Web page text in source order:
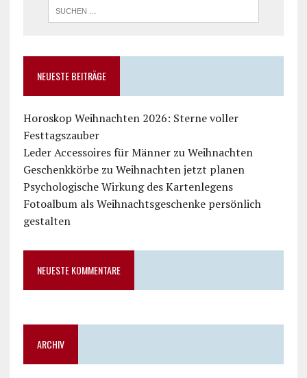
NEUESTE BEITRÄGE
Horoskop Weihnachten 2026: Sterne voller
Festtagszauber
Leder Accessoires für Männer zu Weihnachten
Geschenkkörbe zu Weihnachten jetzt planen
Psychologische Wirkung des Kartenlegens
Fotoalbum als Weihnachtsgeschenke persönlich
gestalten
NEUESTE KOMMENTARE
ARCHIV